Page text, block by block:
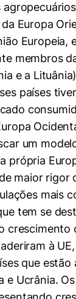
da Europa
Europeia,
membros
e a
países
um
própria
maior rigor
mais
tem se
crescimento
à
que estão
e Ucrânia.